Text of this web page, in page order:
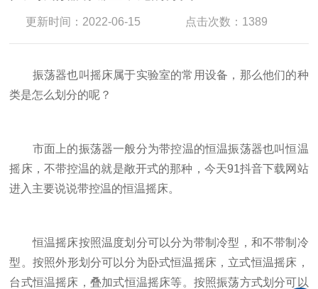
更新时间：2022-06-15 点击次数：1389
振荡器也叫摇床属于实验室的常用设备，那么他们的种
类是怎么划分的呢？
市面上的振荡器一般分为带控温的恒温振荡器也叫恒温
摇床，不带控温的就是敞开式的那种，今天91抖音下载网站
进入主要说说带控温的恒温摇床。
恒温摇床按照温度划分可以分为带制冷型，和不带制冷
型。按照外形划分可以分为卧式恒温摇床，立式恒温摇床，
台式恒温摇床，叠加式恒温摇床等。按照振荡方式划分可以